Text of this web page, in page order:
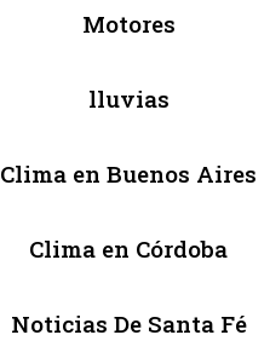
Motores
lluvias
Clima en Buenos Aires
Clima en Córdoba
Noticias De Santa Fé